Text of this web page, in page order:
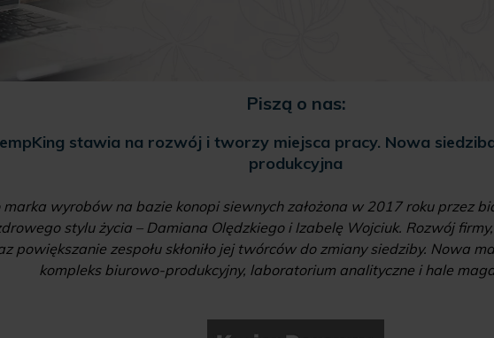
Piszą o nas:
stawia na rozwój i tworzy miejsca pracy. Nowa
produkcyjna
marka wyrobów na bazie konopi siewnych założona w 2017 roku przez
stylu życia – Damiana Olędzkiego i Izabelę Wojciuk. Rozwój
powiększanie zespołu skłoniło jej twórców do zmiany siedziby. Nowa
kompleks biurowo-produkcyjny, laboratorium analityczne i hale